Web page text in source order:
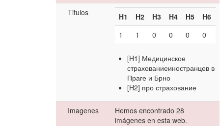
Titulos
H1 H2 H3 H4 H5
H6
1
1 0 0 0 0
[H1] Медицинское
страхованиеиностранцев в
Праге и Брно
[H2] про страхование
Imagenes
Hemos encontrado 28
imágenes en esta web.